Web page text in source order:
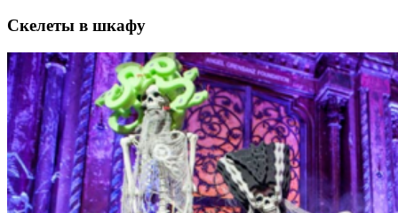
Скелеты в шкафу